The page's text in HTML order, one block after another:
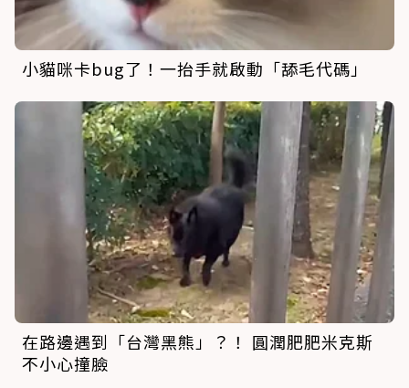
小貓咪卡bug了！一抬手就啟動「舔毛代碼」
在路邊遇到「台灣黑熊」？！ 圓潤肥肥米克斯
不小心撞臉